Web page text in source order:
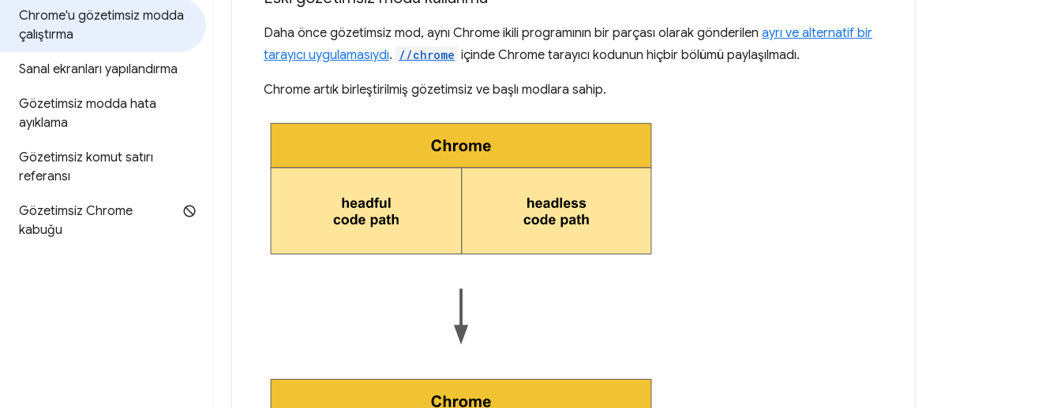
Chrome'u gözetimsiz modda
çalıştırma
Sanal ekranları yapılandırma
Gözetimsiz modda hata
ayıklama
Gözetimsiz komut satırı
referansı
Gözetimsiz Chrome
kabuğu
Daha önce gözetimsiz mod, aynı Chrome ikili programının bir parçası olarak gönderilen ayrı ve alternatif bir
tarayıcı uygulamasıydı. //chrome içinde Chrome tarayıcı kodunun hiçbir bölümü paylaşılmadı.
Chrome artık birleştirilmiş gözetimsiz ve başlı modlara sahip.